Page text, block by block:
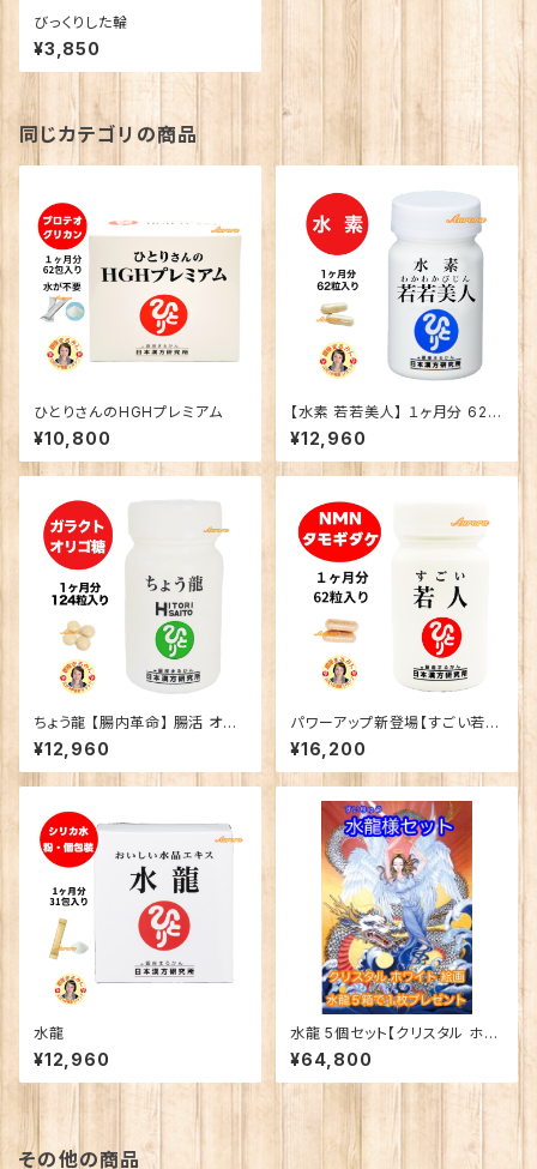
びっくりした輪
¥3,850
同じカテゴリの商品
ひとりさんのHGHプレミアム
¥10,800
【水素 若若美人】 １ヶ月分 62粒
入り 2粒/日 新商品 水素カプセ
ル すいそ わかわかびじん 悪玉
活性酸素
¥12,960
ちょう龍 【腸内革命】 腸活 オリ
ゴ乳酸
¥12,960
パワーアップ新登場【すごい若
人】
¥16,200
水龍
¥12,960
水龍 5個セット【クリスタル ホワ
イト絵画プレゼント】
¥64,800
その他の商品